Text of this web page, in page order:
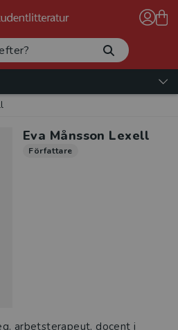
Eva Månsson Lexell
Författare
arbetsterapeut, docent i